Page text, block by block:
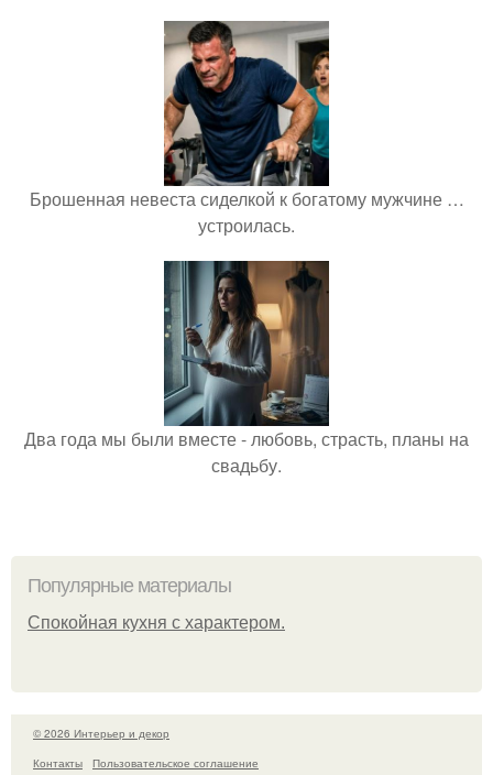
Брошенная невеста сиделкой к богатому мужчине …
устроилась.
Два года мы были вместе - любовь, страсть, планы на
свадьбу.
Популярные материалы
Спокойная кухня с характером.
© 2026 Интерьер и декор
Контакты
Пользовательское соглашение